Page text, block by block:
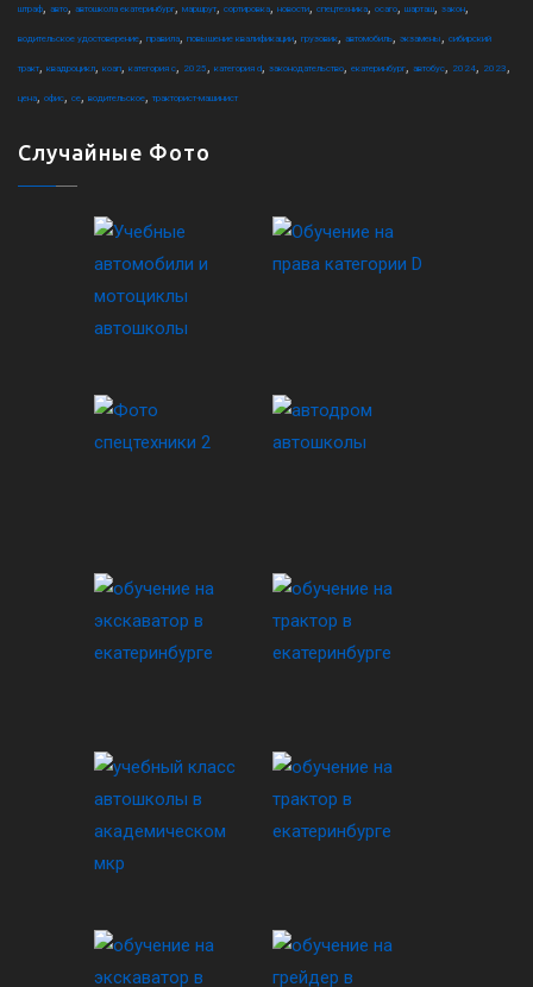
штраф, авто, автошкола екатеринбург, маршрут, сортировка, новости, спецтехника, осаго, шарташ, закон,
водительское удостоверение, правила, повышение квалификации, грузовик, автомобиль, экзамены, сибирский
тракт, квадроцикл, коап, категория c, 2025, категория d, законодательство, екатеринбург, автобус, 2024, 2023,
цена, офис, ce, водительское, тракторист-машинист
Случайные Фото